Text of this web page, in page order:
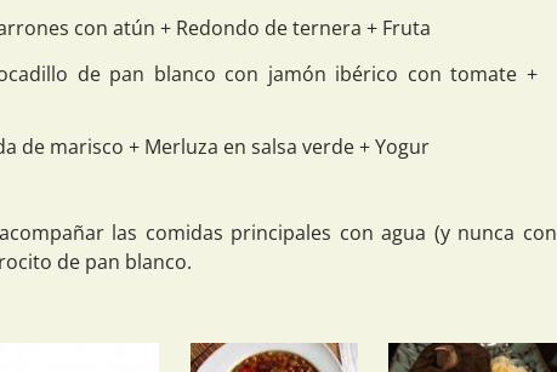
con atún + Redondo de ternera + Fruta
de pan blanco con jamón ibérico con tomate +
de marisco + Merluza en salsa verde + Yogur
las comidas principales con agua (y nunca con
de pan blanco.